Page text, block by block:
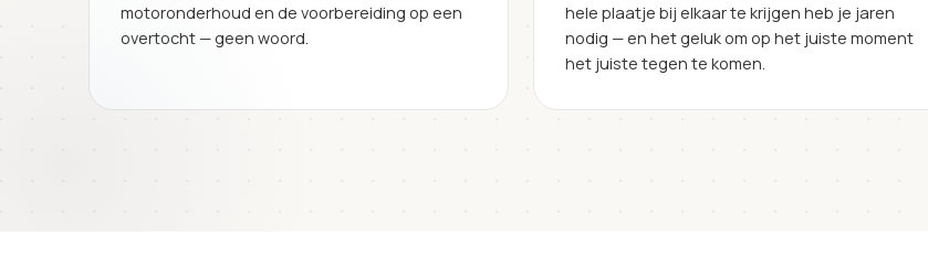
motoronderhoud en de voorbereiding op een
overtocht — geen woord.
hele plaatje bij elkaar te krijgen heb je jaren
nodig — en het geluk om op het juiste moment
het juiste tegen te komen.